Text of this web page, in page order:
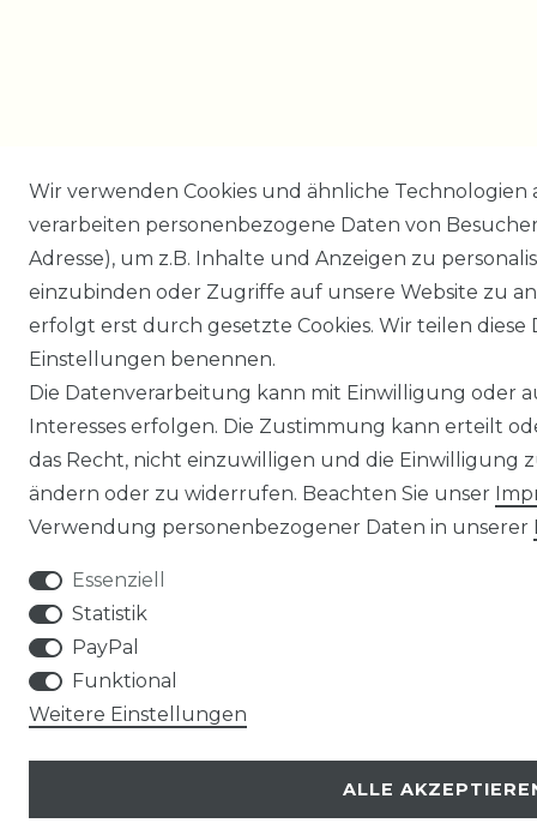
Wir verwenden Cookies und ähnliche
verarbeiten personenbezogene Daten von
Adresse), um z.B. Inhalte und Anzeigen zu
einzubinden oder Zugriffe auf unsere Website zu
erfolgt erst durch gesetzte Cookies. Wir teilen
Einstellungen benennen.
Die Datenverarbeitung kann mit Einwilligung oder
Interesses erfolgen. Die Zustimmung kann erteilt
das Recht, nicht einzuwilligen und die Einwilligung
ändern oder zu widerrufen. Beachten Sie unser
Verwendung personenbezogener Daten in unserer
Essenziell
Statistik
PayPal
Funktional
Weitere Einstellungen
ALLE